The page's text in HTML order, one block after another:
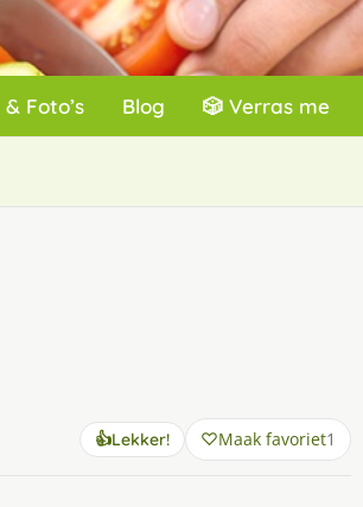
Foto’s Blog 🎲 Verras me
👍Lekker! Maak favoriet1